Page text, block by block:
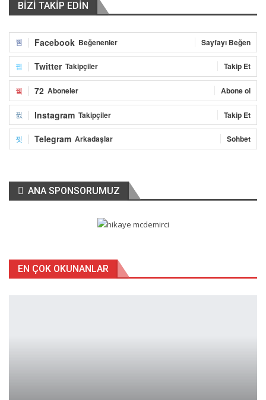
Kapıları kırılarak girilen 6 yayla evinden çok sayıda eşya ve
başlatırken, yayla evlerinin kış mevsiminde terör örgütü
tek tek kontrol ediyor.
BİZİ TAKİP EDİN
Facebook Beğenenler Sayfayı Beğen
Twitter Takipçiler Takip Et
72 Aboneler Abone ol
Instagram Takipçiler Takip Et
Telegram Arkadaşlar Sohbet
ANA SPONSORUMUZ
EN ÇOK OKUNANLAR